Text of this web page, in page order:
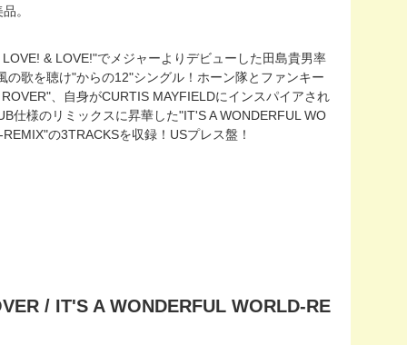
。
& LOVE!"でメジャーよりデビューした田島貴男率
歌を聴け"からの12"シングル！ホーン隊とファンキー
、自身がCURTIS MAYFIELDにインスパイアされ
仕様のリミックスに昇華した"IT'S A WONDERFUL WO
の3TRACKSを収録！USプレス盤！
/ IT'S A WONDERFUL WORLD-RE